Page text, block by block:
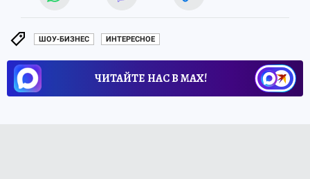
ШОУ-БИЗНЕС ИНТЕРЕСНОЕ
ЧИТАЙТЕ НАС В МАХ!